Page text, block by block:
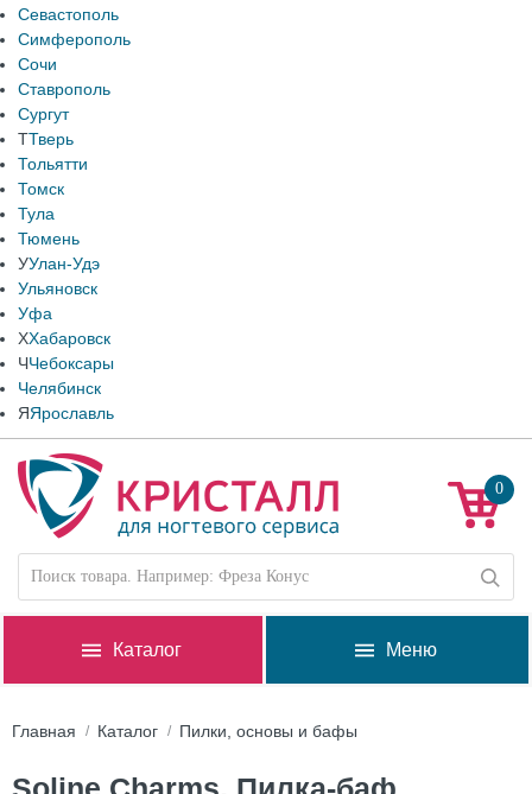
Севастополь
Симферополь
Сочи
Ставрополь
Сургут
ТТверь
Тольятти
Томск
Тула
Тюмень
УУлан-Удэ
Ульяновск
Уфа
ХХабаровск
ЧЧебоксары
Челябинск
ЯЯрославль
0
Каталог Меню
Главная Каталог Пилки, основы и бафы